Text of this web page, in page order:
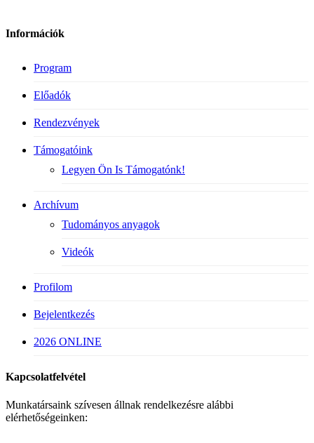
Információk
Program
Előadók
Rendezvények
Támogatóink
Legyen Ön Is Támogatónk!
Archívum
Tudományos anyagok
Videók
Profilom
Bejelentkezés
2026 ONLINE
Kapcsolatfelvétel
Munkatársaink szívesen állnak rendelkezésre alábbi
elérhetőségeinken: